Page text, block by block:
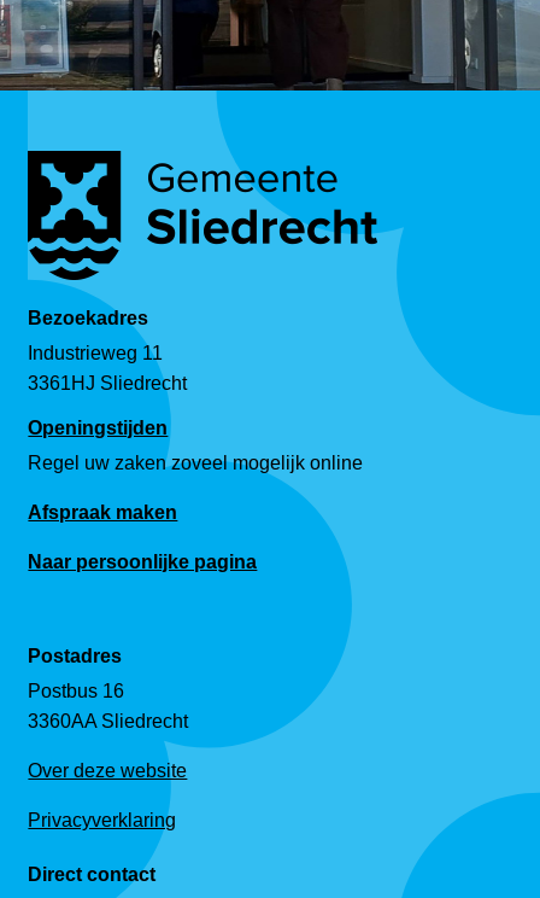
Bezoekadres
Industrieweg 11
3361HJ Sliedrecht
Openingstijden
Regel uw zaken zoveel mogelijk online
Afspraak maken
Naar persoonlijke pagina
Postadres
Postbus 16
3360AA Sliedrecht
Over deze website
Privacyverklaring
Direct contact